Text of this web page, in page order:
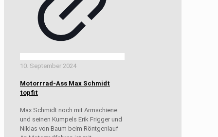
10. September 2024
Motorrrad-Ass Max Schmidt
topfit
Max Schmidt noch mit Armschiene
und seinen Kumpels Erik Frigger und
Niklas von Baum beim Röntgenlauf